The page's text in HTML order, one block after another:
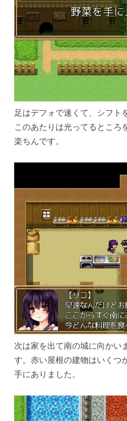
足はデフォで速くて、シフト
このあたりは光ってるところ
楽ちんです。
次は家を出て南の城に向かい
す。赤い屋根の建物はいくつ
手にありました。